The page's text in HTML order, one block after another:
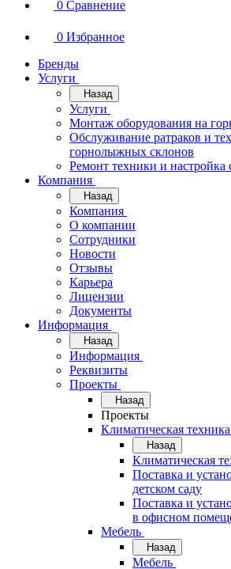
0 Сравнение
0 Избранное
Бренды
Услуги
Назад
Услуги
Монтаж оборудования на
Обслуживание ратраков и
горнолыжных склонов
Ремонт техники и настройка
Компания
Назад
Компания
О компании
Сотрудники
Новости
Отзывы
Карьера
Лицензии
Документы
Информация
Назад
Информация
Реквизиты
Проекты
Назад
Проекты
Климатическая техника
Назад
Климатическая
Поставка и
детском саду
Поставка и
в офисном
Мебель
Назад
Мебель